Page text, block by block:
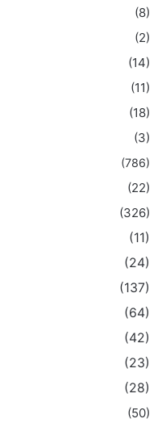
(8)
(2)
(14)
(11)
(18)
(3)
(786)
(22)
(326)
(11)
(24)
(137)
(64)
(42)
(23)
(28)
(50)